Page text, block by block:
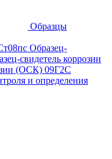
Образцы
Образец-
свидетель коррозии
(ОСК) 09Г2С
и определения